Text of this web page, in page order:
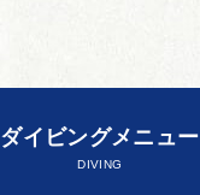
ダイビングメニュー
DIVING